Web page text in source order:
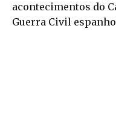
acontecimentos do
Guerra Civil